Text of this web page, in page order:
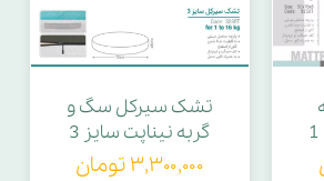
تشک سیرکل سگ و
گربه نیناپت سایز 3
۳,۳۰۰,۰۰۰ تومان